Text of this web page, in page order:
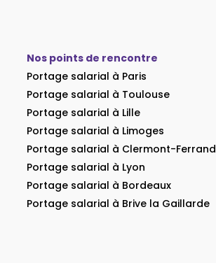
Nos points de rencontre
Portage salarial à Paris
Portage salarial à Toulouse
Portage salarial à Lille
Portage salarial à Limoges
Portage salarial à Clermont-Ferrand
Portage salarial à Lyon
Portage salarial à Bordeaux
Portage salarial à Brive la Gaillarde